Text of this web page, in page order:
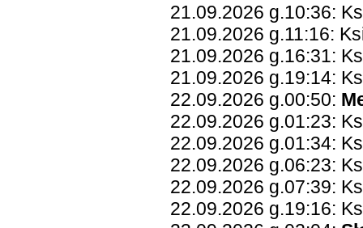
21.09.2026 g.10:36:
21.09.2026 g.11:16:
21.09.2026 g.16:31:
21.09.2026 g.19:14:
22.09.2026 g.00:50:
22.09.2026 g.01:23:
22.09.2026 g.01:34:
22.09.2026 g.06:23:
22.09.2026 g.07:39:
22.09.2026 g.19:16: